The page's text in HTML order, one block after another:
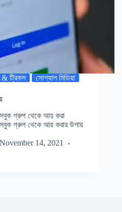
& ট্রিকস সোশ্যাল মিডিয়া
গ্রুপ থেকে আয় করা
গ্রুপ থেকে আয় করার উপায়
November 14, 2021